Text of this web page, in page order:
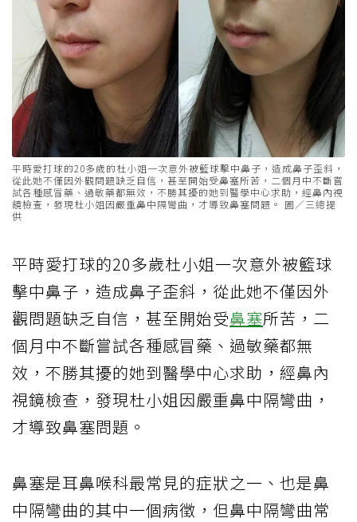
平時愛打球的20多歲的杜小姐一次意外被籃球擊中鼻子，造成鼻子歪斜，
從此她不僅因外觀問題缺乏自信，甚至開始受鼻塞所苦，二個月中不斷嘗
試各種感冒藥、過敏藥都無效，不勝其擾的她到醫學中心求助，經鼻內視
鏡檢查，發現杜小姐因嚴重鼻中隔彎曲，才導致鼻塞問題。 圖／三總提
供
平時愛打球的20多歲杜小姐一次意外被籃球
擊中鼻子，造成鼻子歪斜，從此她不僅因外
觀問題缺乏自信，甚至開始受鼻塞所苦，二
個月中不斷嘗試各種感冒藥、過敏藥都無
效，不勝其擾的她到醫學中心求助，經鼻內
視鏡檢查，發現杜小姐因嚴重鼻中隔彎曲，
才導致鼻塞問題。
鼻塞是耳鼻喉科最常見的症狀之一、也是鼻
中隔彎曲的其中一個病徵，但鼻中隔彎曲常